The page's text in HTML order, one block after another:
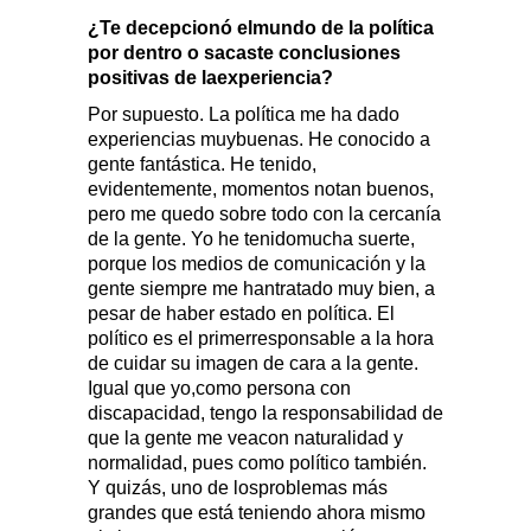
¿Te decepcionó elmundo de la política
por dentro o sacaste conclusiones
positivas de laexperiencia?
Por supuesto. La política me ha dado
experiencias muybuenas. He conocido a
gente fantástica. He tenido,
evidentemente, momentos notan buenos,
pero me quedo sobre todo con la cercanía
de la gente. Yo he tenidomucha suerte,
porque los medios de comunicación y la
gente siempre me hantratado muy bien, a
pesar de haber estado en política. El
político es el primerresponsable a la hora
de cuidar su imagen de cara a la gente.
Igual que yo,como persona con
discapacidad, tengo la responsabilidad de
que la gente me veacon naturalidad y
normalidad, pues como político también.
Y quizás, uno de losproblemas más
grandes que está teniendo ahora mismo